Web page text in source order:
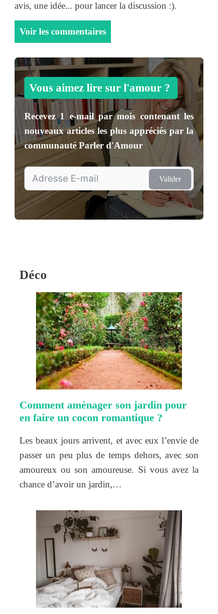
avis, une idée... pour lancer la discussion :).
Voir les commentaires
Vous aimez lire sur l'amour ?
Recevez1 e-mail par mois contenant les
nouveaux articles les plus appréciés par la
communautéParler d'Amour
Valider
Déco
Comment aménager son jardin pour
en faire un cocon romantique ?
Les beaux jours arrivent, et avec eux l’envie de
passer un peu plus de temps dehors, avec son
amoureux ou son amoureuse. Si vous avez la
chance d’avoir un jardin,…